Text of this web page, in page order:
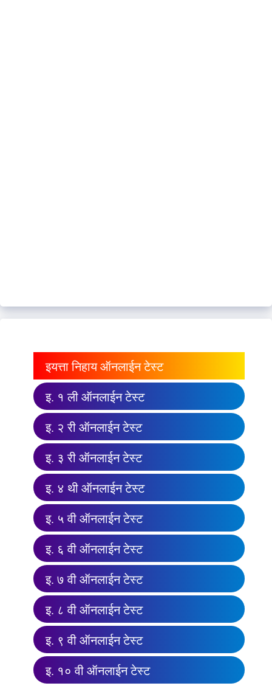
इयत्ता निहाय ऑनलाईन टेस्ट
इ. १ ली ऑनलाईन टेस्ट
इ. २ री ऑनलाईन टेस्ट
इ. ३ री ऑनलाईन टेस्ट
इ. ४ थी ऑनलाईन टेस्ट
इ. ५ वी ऑनलाईन टेस्ट
इ. ६ वी ऑनलाईन टेस्ट
इ. ७ वी ऑनलाईन टेस्ट
इ. ८ वी ऑनलाईन टेस्ट
इ. ९ वी ऑनलाईन टेस्ट
इ. १० वी ऑनलाईन टेस्ट